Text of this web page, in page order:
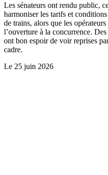
Les sénateurs ont rendu public,
harmoniser les tarifs et
de trains, alors que les
l’ouverture à la concurrence.
ont bon espoir de voir reprises
cadre.
Le 25 juin 2026